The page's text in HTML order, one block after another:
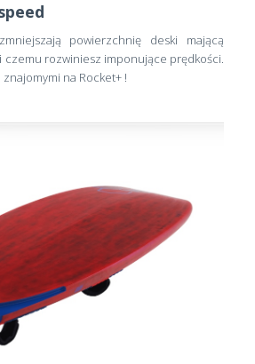
powierzchnię deski mającą
czemu rozwiniesz imponujące prędkości.
znajomymi na Rocket+ !